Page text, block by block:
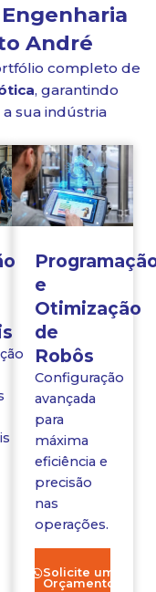
André
completo de
, garantindo
a sua indústria
e
Otimização
de
Robôs
Configuração
avançada
para
máxima
eficiência e
precisão
nas
operações.
Solicite um
Orçamento